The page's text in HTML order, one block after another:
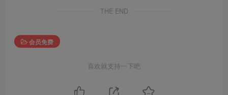
THE END
会员免费
喜欢就支持一下吧